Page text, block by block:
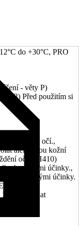
do +30°C, PRO
- věty P)
Před použitím si
poškození očí.,
alergickou kožní
očí., (H410)
účinky.,
dlouhodobými účinky.
Může vyvolat